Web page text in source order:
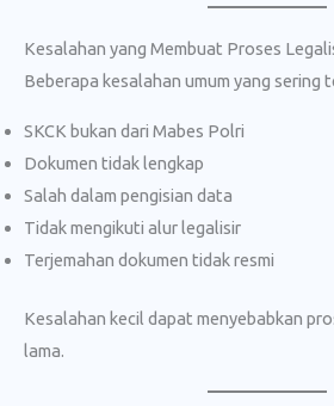
Kesalahan yang Membuat Proses
Beberapa kesalahan umum yang sering
SKCK bukan dari Mabes Polri
Dokumen tidak lengkap
Salah dalam pengisian data
Tidak mengikuti alur legalisir
Terjemahan dokumen tidak resmi
Kesalahan kecil dapat menyebabkan
lama.